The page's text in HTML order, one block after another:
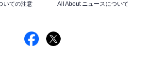
いての注意
All About ニュースについて